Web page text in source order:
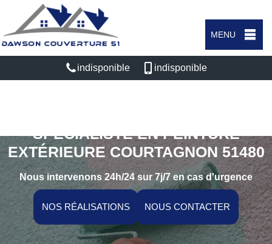
MENU
indisponible indisponible
SPÉCIALISTE EN PEINTURE
EXTÉRIEURE COURTAGNON 51480
Nous intervenons 24h/24 sur 7j/7 en cas d'urgence
NOS RÉALISATIONS NOUS CONTACTER